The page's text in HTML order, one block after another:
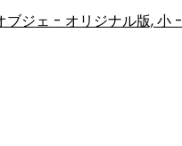
ブジェ - オリジナル版, 小 -